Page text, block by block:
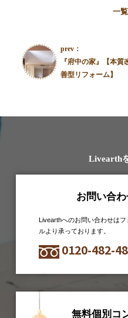
一
prev：
『府中の家』【本質
善型リフォーム】
Livearth
お問い合
Livearthへのお問い合わせは
ルより承っております。
0120-482-
無料個別コ